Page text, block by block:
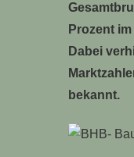
Prozent
Dabei
bekannt.